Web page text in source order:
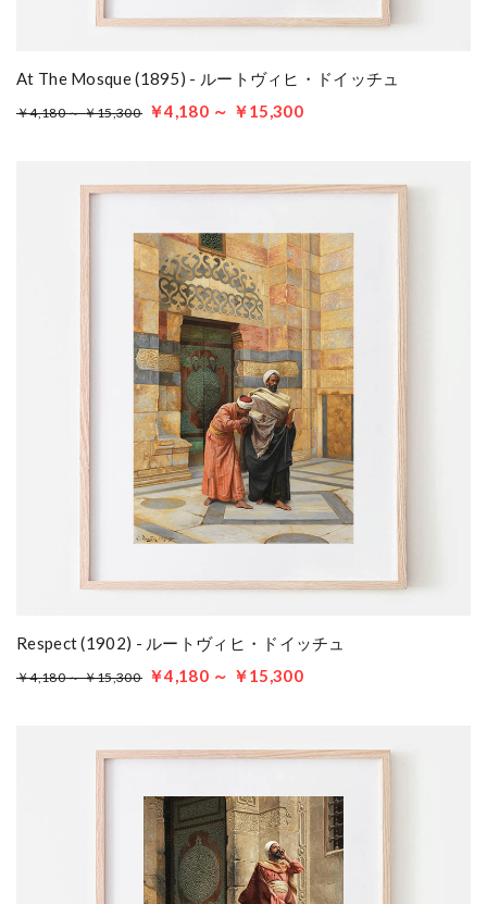
At The Mosque (1895) - ルートヴィヒ・ドイッチュ
￥4,180 ～ ￥15,300 ￥4,180 ～ ￥15,300
Respect (1902) - ルートヴィヒ・ドイッチュ
￥4,180 ～ ￥15,300 ￥4,180 ～ ￥15,300